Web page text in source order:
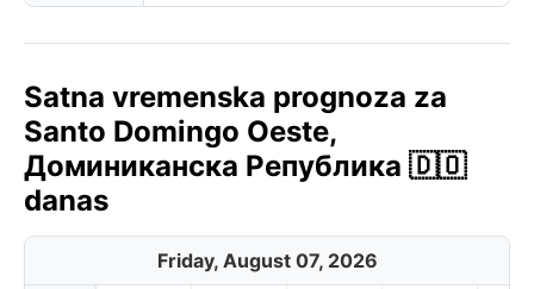
Satna vremenska prognoza za
Santo Domingo Oeste,
Доминиканска Република 🇩🇴
danas
Friday, August 07, 2026